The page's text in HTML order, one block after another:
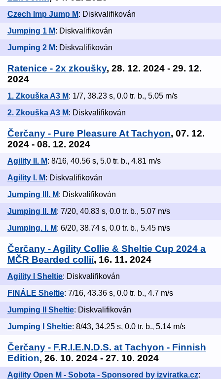
Czech Imp Jump M: Diskvalifikován
Jumping 1 M: Diskvalifikován
Jumping 2 M: Diskvalifikován
Ratenice - 2x zkoušky, 28. 12. 2024 - 29. 12.
2024
1. Zkouška A3 M: 1/7, 38.23 s, 0.0 tr. b., 5.05 m/s
2. Zkouška A3 M: Diskvalifikován
Čerčany - Pure Pleasure At Tachyon, 07. 12.
2024 - 08. 12. 2024
Agility II. M: 8/16, 40.56 s, 5.0 tr. b., 4.81 m/s
Agility I. M: Diskvalifikován
Jumping III. M: Diskvalifikován
Jumping II. M: 7/20, 40.83 s, 0.0 tr. b., 5.07 m/s
Jumping. I. M: 6/20, 38.74 s, 0.0 tr. b., 5.45 m/s
Čerčany - Agility Collie & Sheltie Cup 2024 a
MČR Bearded collií, 16. 11. 2024
Agility I Sheltie: Diskvalifikován
FINÁLE Sheltie: 7/16, 43.36 s, 0.0 tr. b., 4.7 m/s
Jumping II Sheltie: Diskvalifikován
Jumping I Sheltie: 8/43, 34.25 s, 0.0 tr. b., 5.14 m/s
Čerčany - F.R.I.E.N.D.S. at Tachyon - Finnish
Edition, 26. 10. 2024 - 27. 10. 2024
Agility Open M - Sobota - Sponsored by izviratka.cz: